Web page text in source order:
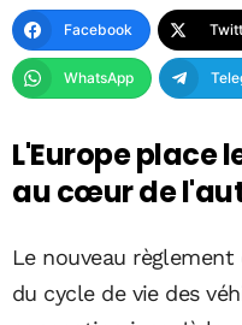
Facebook
WhatsApp
L'Europe place
au cœur de
Le nouveau
du cycle de vie des